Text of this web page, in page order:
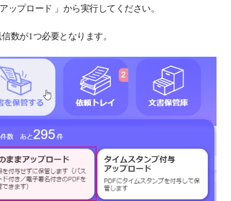
ップロード 」から実行してください。
数が1つ必要となります。